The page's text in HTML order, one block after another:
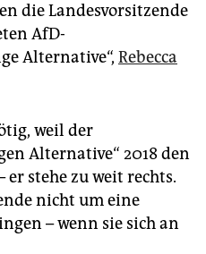
die Landesvorsitzende
AfD-
Alternative“, Rebecca
weil der
Alternative“ 2018 den
er stehe zu weit rechts.
nicht um eine
– wenn sie sich an